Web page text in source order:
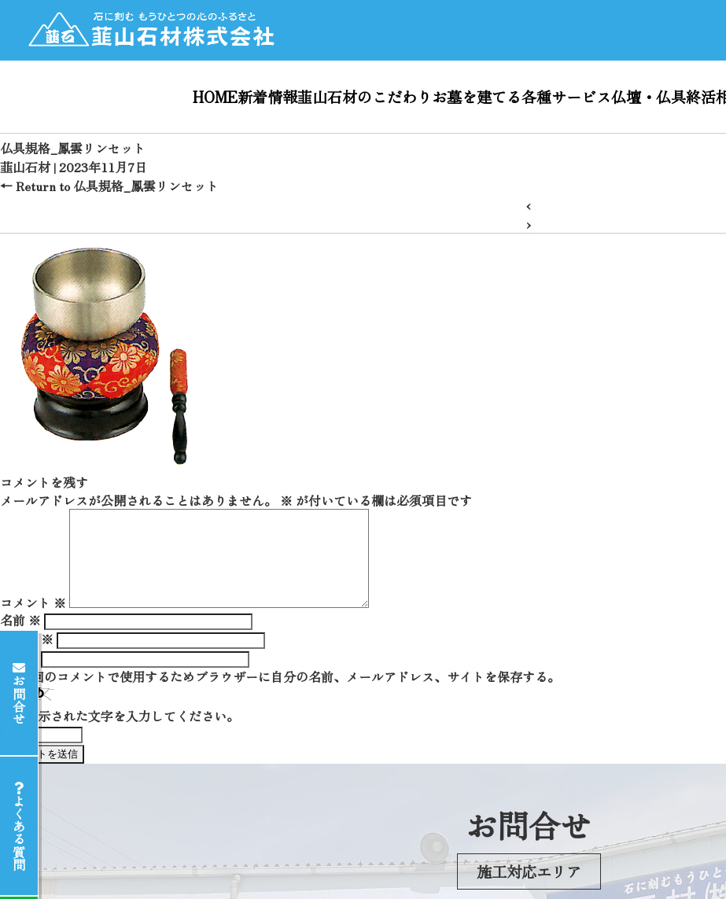
HOME新着情報韮山石材のこだわり お墓を建てる各種サービス仏壇・仏具終活
お問合せ
よくある質問
仏具規格_鳳雲リンセット
韮山石材 |2023年11月7日
←Return to 仏具規格_鳳雲リンセット
‹
›
コメントを残す
メールアドレスが公開されることはありません。
※ が付いている欄は必須項目です
コメント ※
名前 ※
メール※
次回のコメントで使用するためブラウザーに自分の名前、メールアドレス、サイトを保存する。
上に表示された文字を入力してください。
お問合せ
施工対応エリア